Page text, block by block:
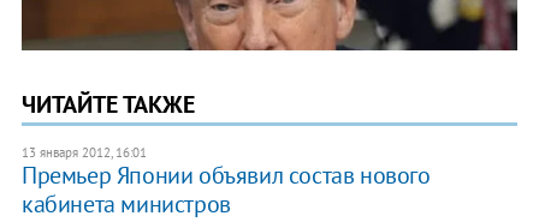
ЧИТАЙТЕ ТАКЖЕ
13 января 2012, 16:01
Премьер Японии объявил состав нового
кабинета министров